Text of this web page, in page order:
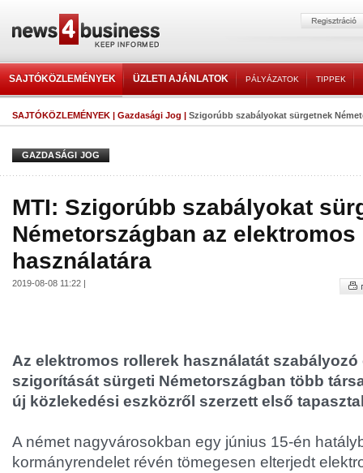
SAJTÓKÖZLEMÉNYEK ÜZLETI AJÁNLATOK PÁLYÁZATOK TIPPEK
SAJTÓKÖZLEMÉNYEK | Gazdasági Jog | Szigorúbb szabályokat sürgetnek
GAZDASÁGI JOG
MTI: Szigorúbb szabályokat
Németországban az
használatára
2019-08-08 11:22 |
Az elektromos rollerek használatát
szigorítását sürgeti Németországban több
új közlekedési eszközről szerzett első
A német nagyvárosokban egy június 15-én
kormányrendelet révén tömegesen elterjedt